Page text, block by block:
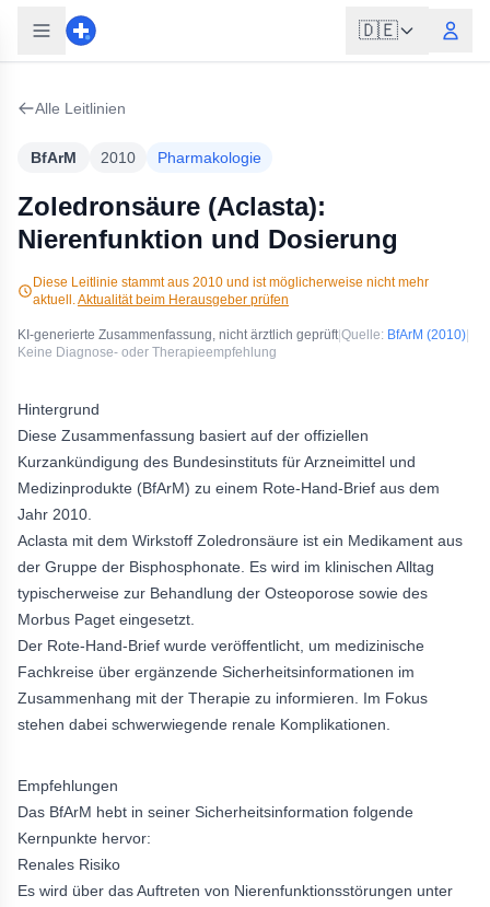
🇩🇪
Alle Leitlinien
BfArM 2010 Pharmakologie
Zoledronsäure (Aclasta):
Nierenfunktion und Dosierung
Diese Leitlinie stammt aus 2010 und ist möglicherweise nicht mehr
aktuell.Aktualität beim Herausgeber prüfen
KI-generierte Zusammenfassung, nicht ärztlich geprüft|Quelle: BfArM (2010)
Keine Diagnose- oder Therapieempfehlung
Hintergrund
Diese Zusammenfassung basiert auf der offiziellen
Kurzankündigung des Bundesinstituts für Arzneimittel und
Medizinprodukte (BfArM) zu einem Rote-Hand-Brief aus dem
Jahr 2010.
Aclasta mit dem Wirkstoff Zoledronsäure ist ein Medikament aus
der Gruppe der Bisphosphonate. Es wird im klinischen Alltag
typischerweise zur Behandlung der Osteoporose sowie des
Morbus Paget eingesetzt.
Der Rote-Hand-Brief wurde veröffentlicht, um medizinische
Fachkreise über ergänzende Sicherheitsinformationen im
Zusammenhang mit der Therapie zu informieren. Im Fokus
stehen dabei schwerwiegende renale Komplikationen.
Empfehlungen
Das BfArM hebt in seiner Sicherheitsinformation folgende
Kernpunkte hervor:
Renales Risiko
Es wird über das Auftreten von Nierenfunktionsstörungen unter